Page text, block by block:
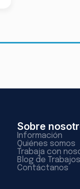
Sobre
Información
Quiénes somos
Trabaja con
Blog de
Contáctanos